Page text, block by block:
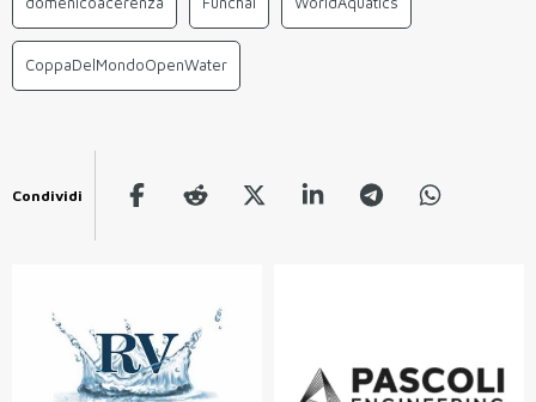
CoppaDelMondoOpenWater
Condividi